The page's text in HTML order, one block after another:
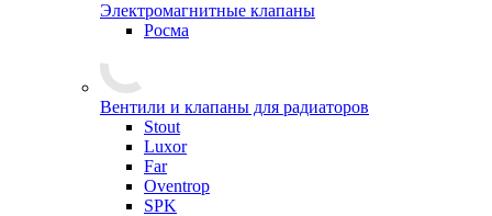
Электромагнитные клапаны
Росма
Вентили и клапаны для радиаторов
Stout
Luxor
Far
Oventrop
SPK